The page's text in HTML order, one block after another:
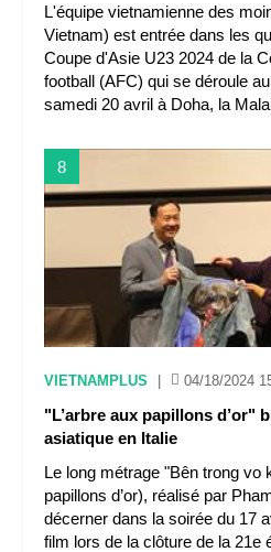
L'équipe vietnamienne des
Vietnam) est entrée dans les
Coupe d'Asie U23 2024 de la
football (AFC) qui se déroule
samedi 20 avril à Doha, la
8
VIETNAMPLUS 04/18/2024
"L’arbre aux papillons d’or"
asiatique en Italie
Le long métrage "Bên trong vo
papillons d’or), réalisé par
décerner dans la soirée du 17
film lors de la clôture de la 21e